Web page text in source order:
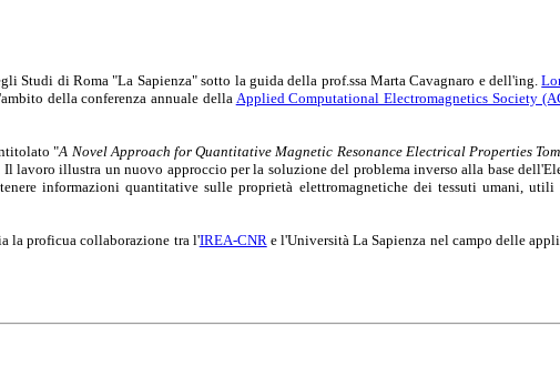
Studi di Roma "La Sapienza" sotto la guida della prof.ssa Marta Cavagnaro e dell'ing.
della conferenza annuale della Applied Computational Electromagnetics Society
"A Novel Approach for Quantitative Magnetic Resonance Electrical Properties
lavoro illustra un nuovo approccio per la soluzione del problema inverso alla base
informazioni quantitative sulle proprietà elettromagnetiche dei tessuti umani,
la proficua collaborazione tra l'IREA-CNRe l'Università La Sapienza nel campo delle